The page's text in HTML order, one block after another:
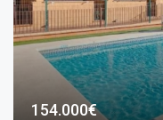
154.000€